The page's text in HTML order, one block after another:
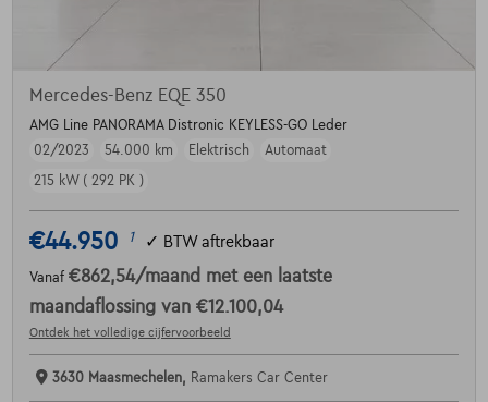
Mercedes-Benz EQE 350
AMG Line PANORAMA Distronic KEYLESS-GO Leder
02/2023
54.000 km Elektrisch
Automaat
215 kW ( 292 PK )
€44.950 1 ✓ BTW aftrekbaar
Vanaf €862,54/maand met een laatste
maandaflossing van €12.100,04
Ontdek het volledige cijfervoorbeeld
3630 Maasmechelen, Ramakers Car Center